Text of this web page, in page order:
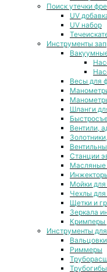
Поиск утечки
UV
UV набор
Инструменты
Весы для
Шланги
Вентили,
Станции
Масляные
Мойки для
Чехлы для
Щетки и
Зеркала
Кримперы
Инструменты
Вальцовки
Риммеры
Трубогибы